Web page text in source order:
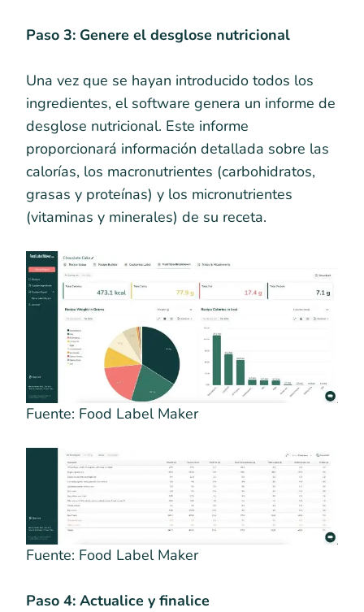
Paso 3: Genere el desglose nutricional
Una vez que se hayan introducido todos los
ingredientes, el software genera un informe de
desglose nutricional. Este informe
proporcionará información detallada sobre las
calorías, los macronutrientes (carbohidratos,
grasas y proteínas) y los micronutrientes
(vitaminas y minerales) de su receta.
Fuente: Food Label Maker
Fuente: Food Label Maker
Paso 4: Actualice y finalice